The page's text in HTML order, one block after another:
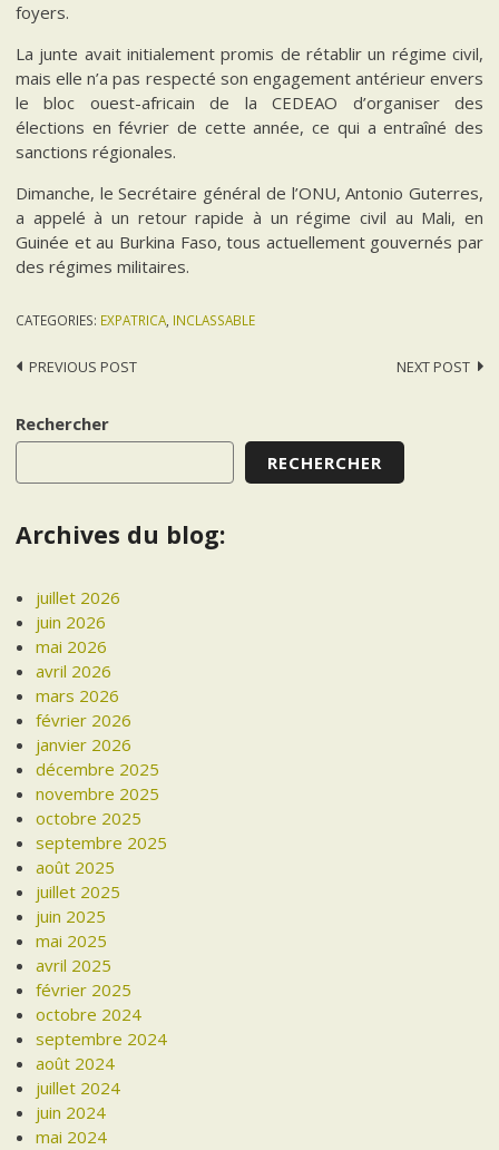
foyers.
La junte avait initialement promis de rétablir un régime civil,
mais elle n’a pas respecté son engagement antérieur envers
le bloc ouest-africain de la CEDEAO d’organiser des
élections en février de cette année, ce qui a entraîné des
sanctions régionales.
Dimanche, le Secrétaire général de l’ONU, Antonio Guterres,
a appelé à un retour rapide à un régime civil au Mali, en
Guinée et au Burkina Faso, tous actuellement gouvernés par
des régimes militaires.
CATEGORIES: EXPATRICA, INCLASSABLE
Post
PREVIOUS POST NEXT POST
Rechercher
RECHERCHER
Archives du blog:
juillet 2026
juin 2026
mai 2026
avril 2026
mars 2026
février 2026
janvier 2026
décembre 2025
novembre 2025
octobre 2025
septembre 2025
août 2025
juillet 2025
juin 2025
mai 2025
avril 2025
février 2025
octobre 2024
septembre 2024
août 2024
juillet 2024
juin 2024
mai 2024